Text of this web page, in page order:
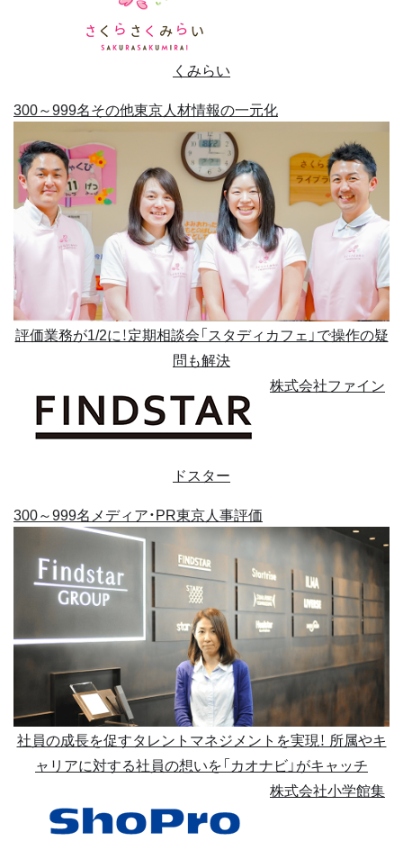
くみらい
300～999名その他東京人材情報の一元化
評価業務が1/2に！定期相談会「スタディカフェ」で操作の疑
問も解決
株式会社ファイン
ドスター
300～999名メディア・PR東京人事評価
社員の成長を促すタレントマネジメントを実現！ 所属やキ
ャリアに対する社員の想いを「カオナビ」がキャッチ
株式会社小学館集